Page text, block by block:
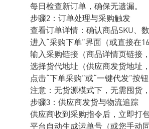
每日检查新订单，确保无遗漏。
步骤2：订单处理与采购触发
查看订单详情：确认商品SKU、
进入“采购下单”界面（或直接在
输入采购链接（商品详情页链接
选择货代地址（供应商发货地址
点击“下单采购”或“一键代发”按
注意：无货源模式下，无需囤货
步骤3：供应商发货与物流追踪
供应商收到采购指令后，立即打
平台自动生成运单号（或您手动同